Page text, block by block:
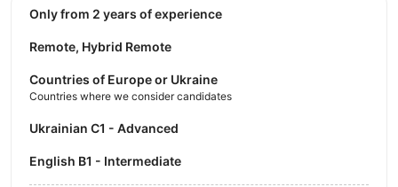
Only from 2 years of experience
Remote, Hybrid Remote
Countries of Europe or Ukraine
Countries where we consider candidates
Ukrainian C1 - Advanced
English B1 - Intermediate